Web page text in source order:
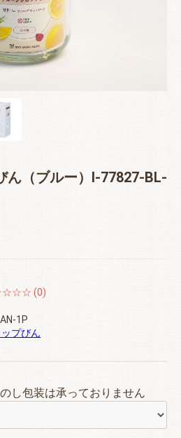
ん（ブルー）I-77827-BL-
(0)
1P
プびん
し包装は承っておりません